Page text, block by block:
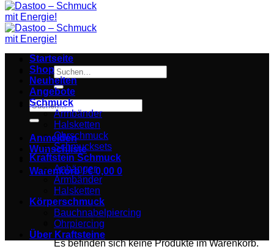
Suchen
nach:
Suchen
nach:
Anmelden
Wunschliste
Warenkorb /€0,00 0
Es befinden sich keine Produkte im Warenkorb.
Startseite
Shop
Neuheiten
Angebote
Schmuck
Armbänder
Halsketten
Ohrschmuck
Schmucksets
Kraftstein Schmuck
Anhänger
Armbänder
Halsketten
Körperschmuck
Bauchnabelpiercing
Ohrpiercing
Über Kraftsteine